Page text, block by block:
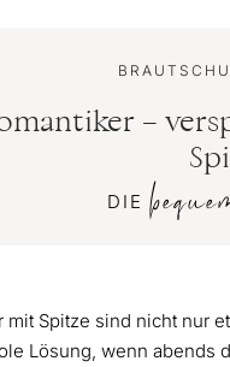
–
DIE
mit Spitze sind nicht nur
Lösung, wenn abends